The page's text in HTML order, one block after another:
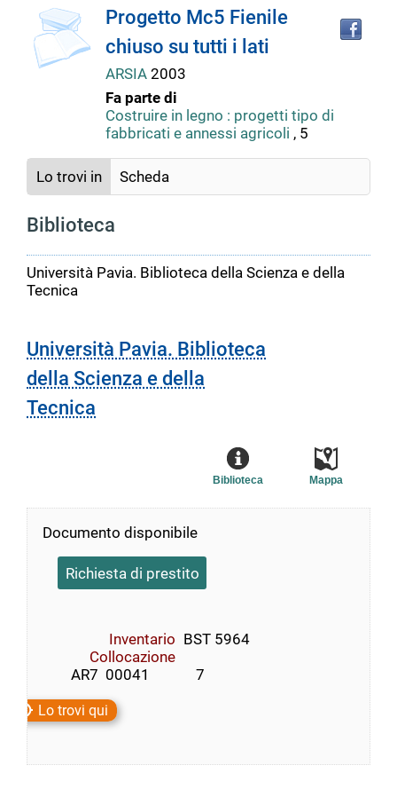
Dettaglio
del
documento
copertina
Progetto Mc5 Fienile
chiuso su tutti i lati
ARSIA 2003
Fa parte di
Costruire in legno : progetti tipo di
fabbricati e annessi agricoli , 5
Lo trovi in Scheda
Biblioteca
Università Pavia. Biblioteca della Scienza e della
Tecnica
Università Pavia. Biblioteca
della Scienza e della
Tecnica
Mappa
Biblioteca
Documento disponibile
Richiesta di prestito
Inventario BST 5964
Collocazione
        AR7  00041             7
Lo trovi qui